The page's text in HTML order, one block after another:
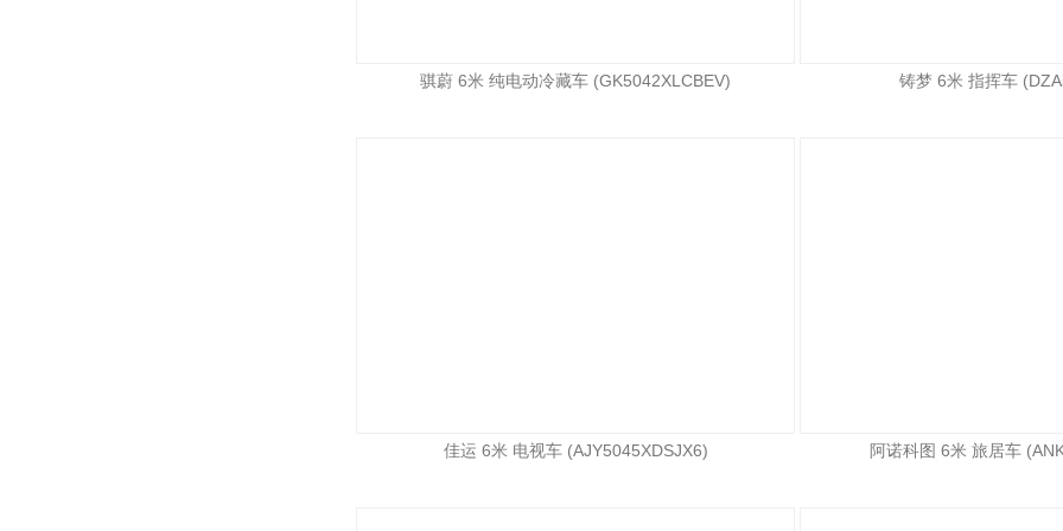
骐蔚 6米 纯电动冷藏车 (GK5042XLCBEV) 铸梦 6米 指挥车
佳运 6米 电视车 (AJY5045XDSJX6) 阿诺科图 6米 旅居车